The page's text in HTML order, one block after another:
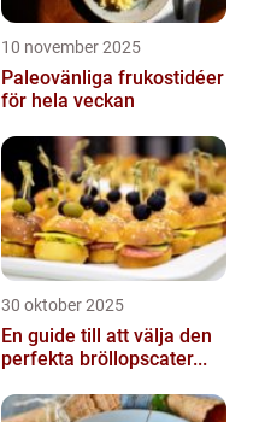
10 november 2025
Paleovänliga frukostidéer
för hela veckan
30 oktober 2025
En guide till att välja den
perfekta bröllopscater...